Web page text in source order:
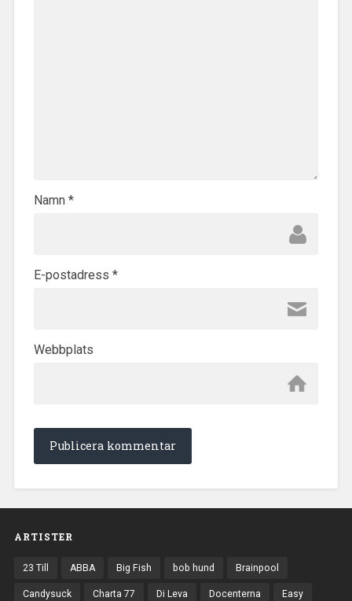
Namn *
E-postadress *
Webbplats
ARTISTER
23 Till ABBA Big Fish bob hund Brainpool
Candysuck Charta 77 Di Leva Docenterna Easy